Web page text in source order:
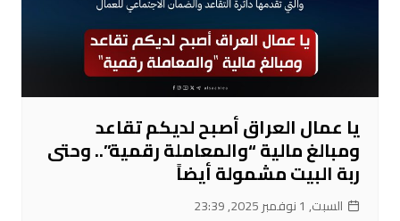
يا عمال العراق أصبح لديكم تقاعد
ومبالغ مالية “والمعاملة رقمية”.. وحتى
ربة البيت مشمولة أيضاً
السبت, 1 نوفمبر 2025, 23:39